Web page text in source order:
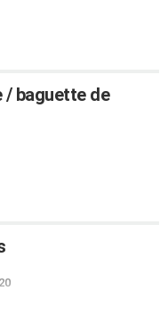
/ baguette de